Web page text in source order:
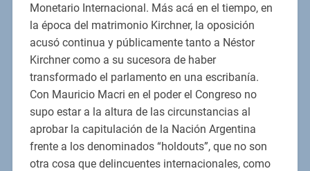
Monetario Internacional. Más acá en el tiempo, en
la época del matrimonio Kirchner, la oposición
acusó continua y públicamente tanto a Néstor
Kirchner como a su sucesora de haber
transformado el parlamento en una escribanía.
Con Mauricio Macri en el poder el Congreso no
supo estar a la altura de las circunstancias al
aprobar la capitulación de la Nación Argentina
frente a los denominados “holdouts”, que no son
otra cosa que delincuentes internacionales, como